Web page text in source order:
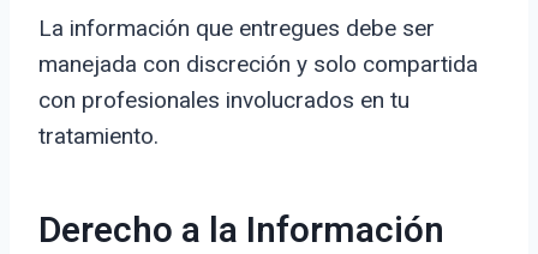
La información que entregues debe ser
manejada con discreción y solo compartida
con profesionales involucrados en tu
tratamiento.
Derecho a la Información